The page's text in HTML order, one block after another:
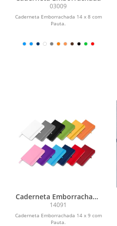
03009
Caderneta Emborrachada 14 x 8 com
Pauta.
Caderneta Emborrachada
com Porta Caneta
14091
Caderneta Emborrachada 14 x 9 com
Pauta.